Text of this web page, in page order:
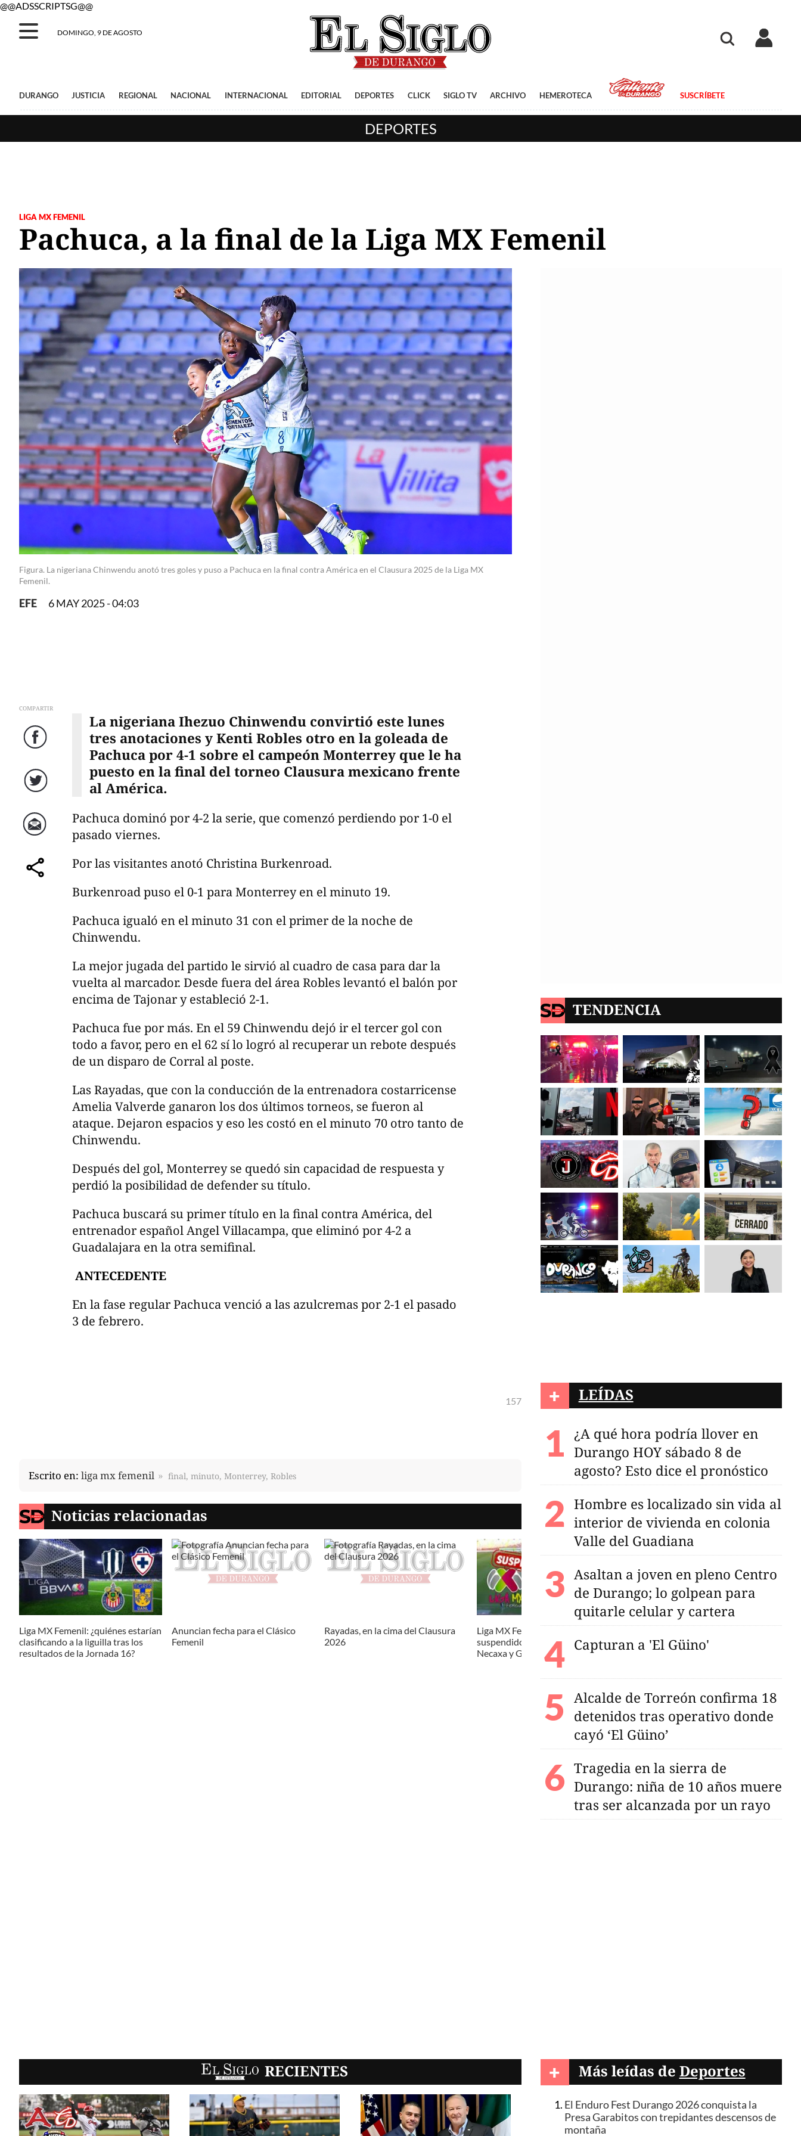
@@ADSSCRIPTSG@@
DOMINGO, 9 DE AGOSTO
DURANGO JUSTICIA REGIONAL NACIONAL INTERNACIONAL EDITORIAL DEPORTES CLICK SIGLO TV ARCHIVO HEMEROTECA SUSCRÍBETE
DEPORTES
LIGA MX FEMENIL
Pachuca, a la final de la Liga MX Femenil
Figura. La nigeriana Chinwendu anotó tres goles y puso a Pachuca en la final contra América en el Clausura 2025 de la Liga MX
Femenil.
EFE 6 MAY 2025 - 04:03
COMPARTIR
Facebook
Twitter
Correo
comparte
La nigeriana Ihezuo Chinwendu convirtió este lunes
tres anotaciones y Kenti Robles otro en la goleada de
Pachuca por 4-1 sobre el campeón Monterrey que le ha
puesto en la final del torneo Clausura mexicano frente
al América.
Pachuca dominó por 4-2 la serie, que comenzó perdiendo por 1-0 el
pasado viernes.
Por las visitantes anotó Christina Burkenroad.
Burkenroad puso el 0-1 para Monterrey en el minuto 19.
Pachuca igualó en el minuto 31 con el primer de la noche de
Chinwendu.
La mejor jugada del partido le sirvió al cuadro de casa para dar la
vuelta al marcador. Desde fuera del área Robles levantó el balón por
encima de Tajonar y estableció 2-1.
Pachuca fue por más. En el 59 Chinwendu dejó ir el tercer gol con
todo a favor, pero en el 62 sí lo logró al recuperar un rebote después
de un disparo de Corral al poste.
Las Rayadas, que con la conducción de la entrenadora costarricense
Amelia Valverde ganaron los dos últimos torneos, se fueron al
ataque. Dejaron espacios y eso les costó en el minuto 70 otro tanto de
Chinwendu.
Después del gol, Monterrey se quedó sin capacidad de respuesta y
perdió la posibilidad de defender su título.
Pachuca buscará su primer título en la final contra América, del
entrenador español Angel Villacampa, que eliminó por 4-2 a
Guadalajara en la otra semifinal.
ANTECEDENTE
En la fase regular Pachuca venció a las azulcremas por 2-1 el pasado
3 de febrero.
157
Escrito en: liga mx femenil final, minuto, Monterrey, Robles
Noticias relacionadas
Liga MX Femenil: ¿quiénes estarían
clasificando a la liguilla tras los
resultados de la Jornada 16?
Anuncian fecha para el Clásico
Femenil
Rayadas, en la cima del Clausura
2026
Liga MX Femenil: ¿Por qué fue
suspendido el partido entre
Necaxa y Gallos? Aquí te contamos
TENDENCIA
+ LEÍDAS
¿A qué hora podría llover en
Durango HOY sábado 8 de
agosto? Esto dice el pronóstico
Hombre es localizado sin vida al
interior de vivienda en colonia
Valle del Guadiana
Asaltan a joven en pleno Centro
de Durango; lo golpean para
quitarle celular y cartera
Capturan a 'El Güino'
Alcalde de Torreón confirma 18
detenidos tras operativo donde
cayó ‘El Güino’
Tragedia en la sierra de
Durango: niña de 10 años muere
tras ser alcanzada por un rayo
EL SIGLO RECIENTES + Más leídas de Deportes
El Enduro Fest Durango 2026 conquista la
Presa Garabitos con trepidantes descensos de
montaña